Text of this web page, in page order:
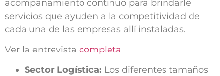
acompañamiento continuo para brindarle
servicios que ayuden a la competitividad de
cada una de las empresas allí instaladas.
Ver la entrevista completa
Sector Logística: Los diferentes tamaños